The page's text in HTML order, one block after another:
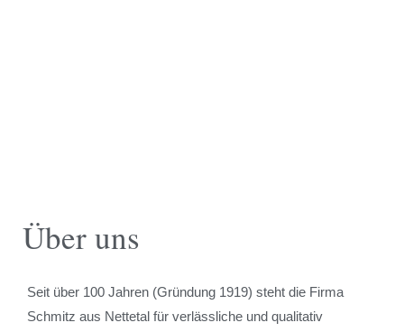
Über uns
Seit über 100 Jahren (Gründung 1919) steht die Firma
Schmitz aus Nettetal für verlässliche und qualitativ